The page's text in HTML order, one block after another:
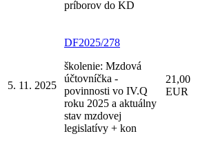
príborov do KD
5. 11. 2025
DF2025/278
školenie: Mzdová
účtovníčka -
povinnosti vo IV.Q
roku 2025 a aktuálny
stav mzdovej
legislatívy + kon
21,00
EUR